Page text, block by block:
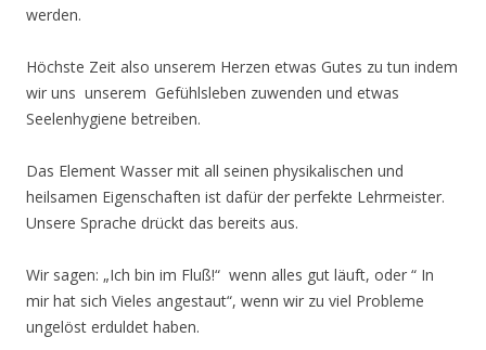
werden.
Höchste Zeit also unserem Herzen etwas Gutes zu tun indem
wir uns unserem Gefühlsleben zuwenden und etwas
Seelenhygiene betreiben.
Das Element Wasser mit all seinen physikalischen und
heilsamen Eigenschaften ist dafür der perfekte Lehrmeister.
Unsere Sprache drückt das bereits aus.
Wir sagen: „Ich bin im Fluß!“ wenn alles gut läuft, oder “ In
mir hat sich Vieles angestaut“, wenn wir zu viel Probleme
ungelöst erduldet haben.